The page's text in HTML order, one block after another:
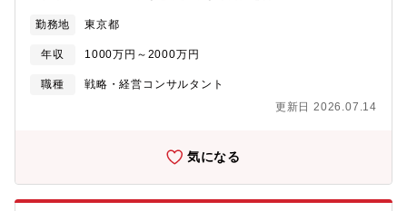
ら、お客様独自の変革の実現を支援しています。また、各チーム
には経験者採用として入社する社員も多く、その多くがコンサル
ティング未経験者です。これまで培ってきた業界知見や専門スキ
ルに、アクセンチュアが強みとするデジタルやグローバルの知
ンを創出しています。配属先の候補となるチームは下記の通りで
のポジションにご応募頂くことに同意頂いている前提となりま
す。皆様のご希望と経験を鑑み選考の中で最適なポジションをご
案内させていただきます。働き方はプロジェクトベースであり、
部門や専門領域を越えてチームを組成し、One Accentureとして
勤務地 東京都
年収 1000万円～2000万円
職種
戦略・経営コンサルタント
更新日 2026.07.14
気になる